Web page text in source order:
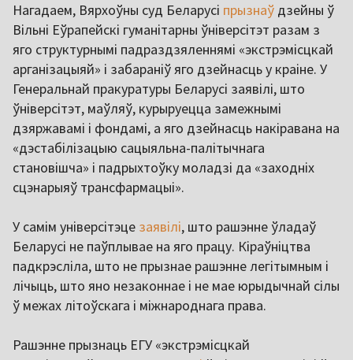
Нагадаем, Вярхоўны суд Беларусі прызнаў дзейны ў
Вільні Еўрапейскі гуманітарны ўніверсітэт разам з
яго структурнымі падраздзяленнямі «экстрэмісцкай
арганізацыяй» і забараніў яго дзейнасць у краіне. У
Генеральнай пракуратуры Беларусі заявілі, што
ўніверсітэт, маўляў, курыруецца замежнымі
дзяржавамі і фондамі, а яго дзейнасць накіравана на
«дэстабілізацыю сацыяльна-палітычнага
становішча» і падрыхтоўку моладзі да «заходніх
сцэнарыяў трансфармацыі».
У самім універсітэце заявілі, што рашэнне ўладаў
Беларусі не паўплывае на яго працу. Кіраўніцтва
падкрэсліла, што не прызнае рашэнне легітымным і
лічыць, што яно незаконнае і не мае юрыдычнай сілы
ў межах літоўскага і міжнароднага права.
Рашэнне прызнаць ЕГУ «экстрэмісцкай